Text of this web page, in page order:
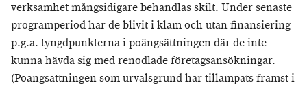
verksamhet mångsidigare behandlas skilt. Under senaste
programperiod har de blivit i kläm och utan finansiering
p.g.a. tyngdpunkterna i poängsättningen där de inte
kunna hävda sig med renodlade företagsansökningar.
(Poängsättningen som urvalsgrund har tillämpats främst i